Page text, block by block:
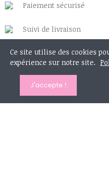
Paiement sécurisé
Suivi de livraison
Retours ou échanges
Ce site utilise des cookies
expérience sur notre site.
J'accepte !